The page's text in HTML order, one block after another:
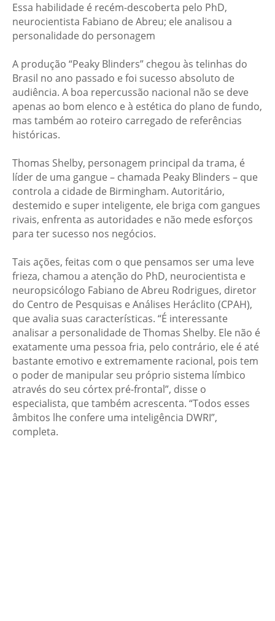
Essa habilidade é recém-descoberta pelo PhD,
neurocientista Fabiano de Abreu; ele analisou a
personalidade do personagem
A produção “Peaky Blinders” chegou às telinhas do
Brasil no ano passado e foi sucesso absoluto de
audiência. A boa repercussão nacional não se deve
apenas ao bom elenco e à estética do plano de fundo,
mas também ao roteiro carregado de referências
históricas.
Thomas Shelby, personagem principal da trama, é
líder de uma gangue – chamada Peaky Blinders – que
controla a cidade de Birmingham. Autoritário,
destemido e super inteligente, ele briga com gangues
rivais, enfrenta as autoridades e não mede esforços
para ter sucesso nos negócios.
Tais ações, feitas com o que pensamos ser uma leve
frieza, chamou a atenção do PhD, neurocientista e
neuropsicólogo Fabiano de Abreu Rodrigues, diretor
do Centro de Pesquisas e Análises Heráclito (CPAH),
que avalia suas características. “É interessante
analisar a personalidade de Thomas Shelby. Ele não é
exatamente uma pessoa fria, pelo contrário, ele é até
bastante emotivo e extremamente racional, pois tem
o poder de manipular seu próprio sistema límbico
através do seu córtex pré-frontal”, disse o
especialista, que também acrescenta. “Todos esses
âmbitos lhe confere uma inteligência DWRI”,
completa.